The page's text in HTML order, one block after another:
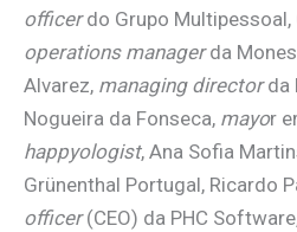
officerdo Grupo Multipessoal,
operations managerda
Alvarez, managing directorda
Nogueira da Fonseca, mayor
happyologist, Ana Sofia
Grünenthal Portugal, Ricardo
officer(CEO) da PHC